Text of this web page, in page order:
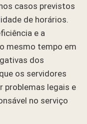
casos previstos
de horários.
e a
mesmo tempo em
dos
os servidores
problemas legais e
no serviço